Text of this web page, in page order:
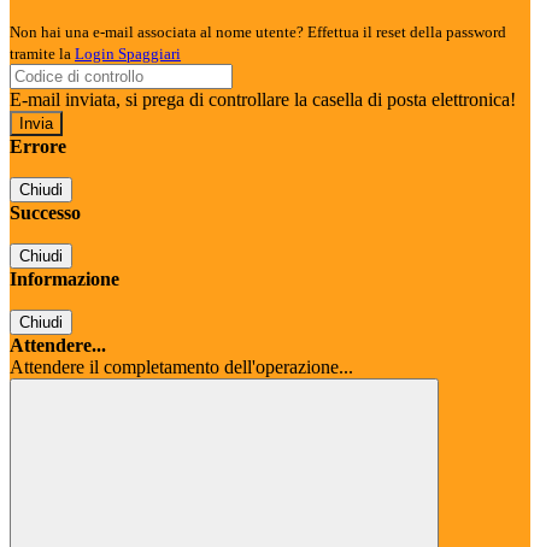
Non hai una e-mail associata al nome utente? Effettua il reset della password
tramite la Login Spaggiari
E-mail inviata, si prega di controllare la casella di posta elettronica!
Errore
Chiudi
Successo
Chiudi
Informazione
Chiudi
Attendere...
Attendere il completamento dell'operazione...